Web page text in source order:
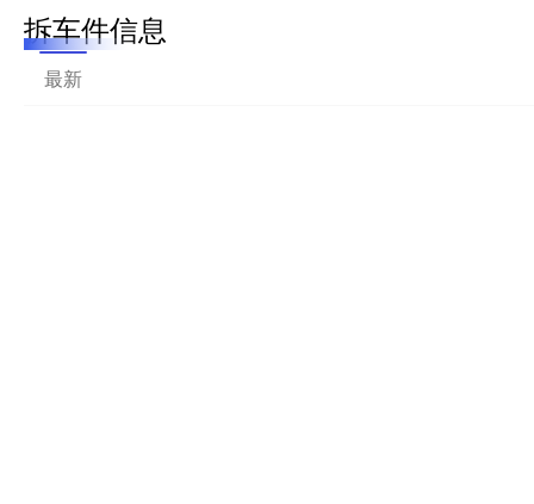
拆车件信息
最新